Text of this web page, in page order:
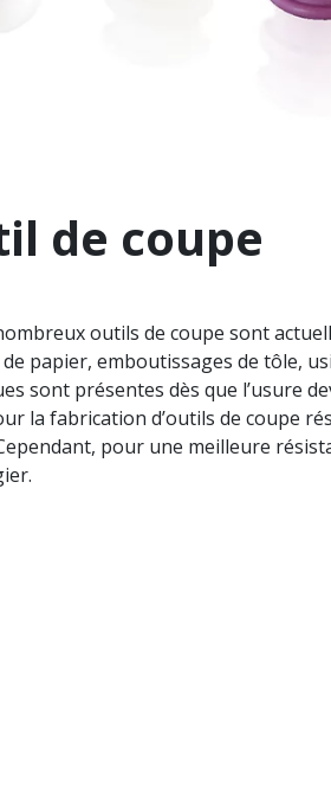
de coupe
outils de coupe sont
papier, emboutissages de tôle,
sont présentes dès que l’usure
la fabrication d’outils de coupe
pour une meilleure